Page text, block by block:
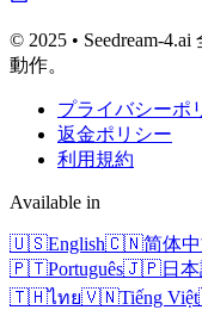
© 2025 • Seedream-
動作。
プライバシーポ
返金ポリシー
利用規約
Available in
🇺🇸English🇨🇳简体
🇵🇹Português🇯🇵日
🇹🇭ไทย🇻🇳Tiếng Việt